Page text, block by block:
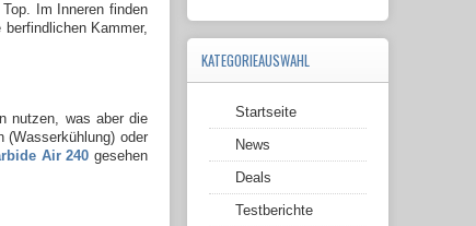
Im Inneren finden
Kammer,
nutzen, was aber die
(Wasserkühlung) oder
Air 240 gesehen
KATEGORIEAUSWAHL
Startseite
News
Deals
Testberichte